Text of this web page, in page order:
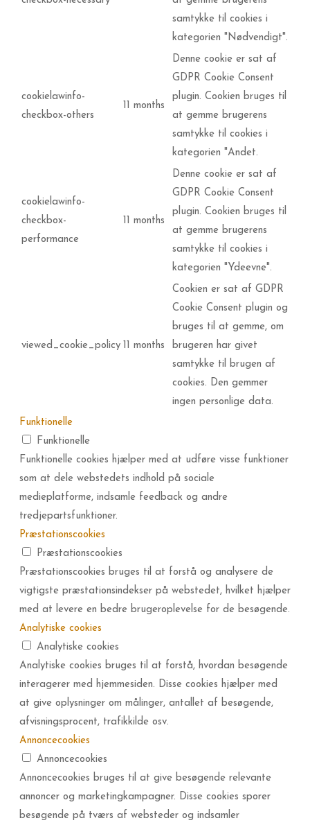
samtykke til cookies i
kategorien "Nødvendigt".
cookielawinfo-
checkbox-others
11 months
Denne cookie er sat af
GDPR Cookie Consent
plugin. Cookien bruges til
at gemme brugerens
samtykke til cookies i
kategorien "Andet.
cookielawinfo-
checkbox-
performance
11 months
Denne cookie er sat af
GDPR Cookie Consent
plugin. Cookien bruges til
at gemme brugerens
samtykke til cookies i
kategorien "Ydeevne".
viewed_cookie_policy 11 months
Cookien er sat af GDPR
Cookie Consent plugin og
bruges til at gemme, om
brugeren har givet
samtykke til brugen af
cookies. Den gemmer
ingen personlige data.
Funktionelle
Funktionelle
Funktionelle cookies hjælper med at udføre visse funktioner
som at dele webstedets indhold på sociale
medieplatforme, indsamle feedback og andre
tredjepartsfunktioner.
Præstationscookies
Præstationscookies
Præstationscookies bruges til at forstå og analysere de
vigtigste præstationsindekser på webstedet, hvilket hjælper
med at levere en bedre brugeroplevelse for de besøgende.
Analytiske cookies
Analytiske cookies
Analytiske cookies bruges til at forstå, hvordan besøgende
interagerer med hjemmesiden. Disse cookies hjælper med
at give oplysninger om målinger, antallet af besøgende,
afvisningsprocent, trafikkilde osv.
Annoncecookies
Annoncecookies
Annoncecookies bruges til at give besøgende relevante
annoncer og marketingkampagner. Disse cookies sporer
besøgende på tværs af websteder og indsamler